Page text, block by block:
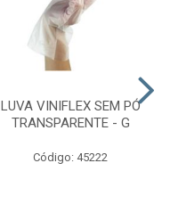
LUVA VINIFLEX SEM PÓ
TRANSPARENTE - G
Código: 45222